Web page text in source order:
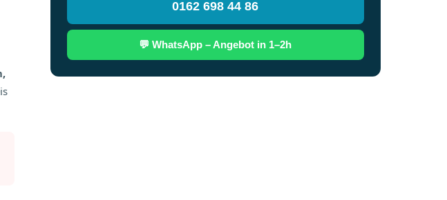
0162 698 44 86
💬 WhatsApp – Angebot in 1–2h